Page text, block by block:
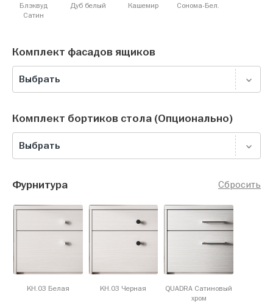
Блэквуд
Cатин
Дуб белый Кашемир Сонома-Бел.
Комплект фасадов ящиков
Выбрать
Комплект бортиков стола (Опционально)
Выбрать
Сбросить
Фурнитура
KH.03 Белая KH.03 Черная
QUADRA Сатиновый
хром